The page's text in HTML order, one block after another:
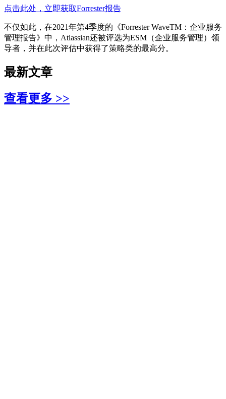
点击此处，立即获取Forrester报告
不仅如此，在2021年第4季度的《Forrester WaveTM：企业服务
管理报告》中，Atlassian还被评选为ESM（企业服务管理）领
导者，并在此次评估中获得了策略类的最高分。
最新文章
查看更多 >>